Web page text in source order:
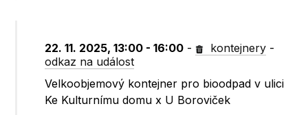
22. 11. 2025, 13:00 - 16:00 - kontejnery -
odkaz na událost
Velkoobjemový kontejner pro bioodpad v ulici
Ke Kulturnímu domu x U Boroviček